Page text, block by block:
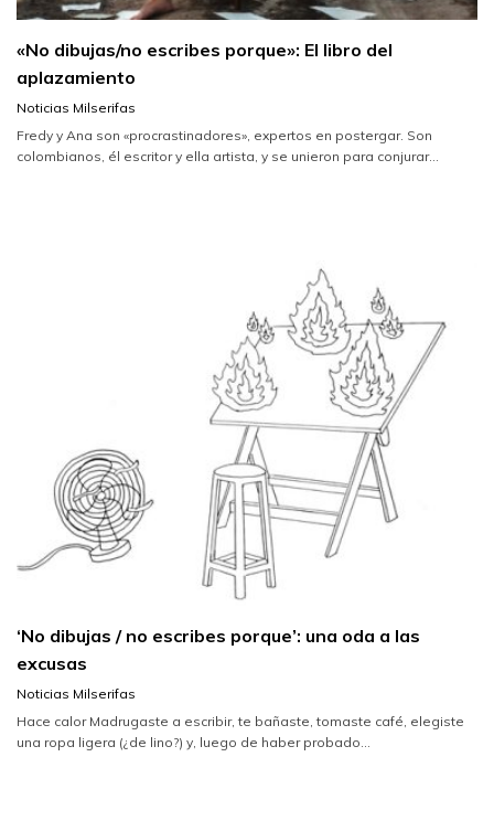
«No dibujas/no escribes porque»: El libro del
aplazamiento
Noticias Milserifas
Fredy y Ana son «procrastinadores», expertos en postergar. Son
colombianos, él escritor y ella artista, y se unieron para conjurar...
‘No dibujas / no escribes porque’: una oda a las
excusas
Noticias Milserifas
Hace calor Madrugaste a escribir, te bañaste, tomaste café, elegiste
una ropa ligera (¿de lino?) y, luego de haber probado...